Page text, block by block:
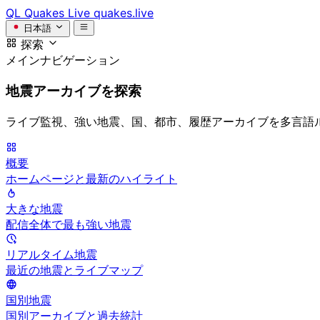
QL Quakes Live quakes.live
日本語
探索
メインナビゲーション
地震アーカイブを探索
ライブ監視、強い地震、国、都市、履歴アーカイブを多言語
概要
ホームページと最新のハイライト
大きな地震
配信全体で最も強い地震
リアルタイム地震
最近の地震とライブマップ
国別地震
国別アーカイブと過去統計